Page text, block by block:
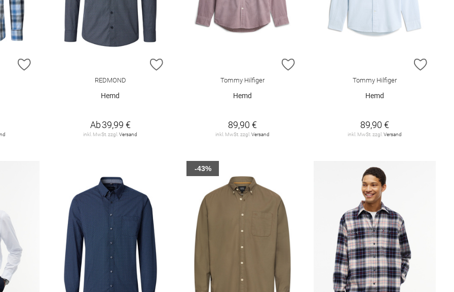
ZUR WUNSCHLISTE HINZUFÜGEN ZUR WUNSCHLISTE HINZUFÜGEN
REDMOND
Hemd
Ab39,99 €
inkl. MwSt. zzgl.Versand
Tommy Hilfiger
Hemd
89,90 €
inkl. MwSt. zzgl.Versand
ZUR
Tommy Hilfiger
Hemd
89,90 €
inkl. MwSt. zzgl.Versand
-43%